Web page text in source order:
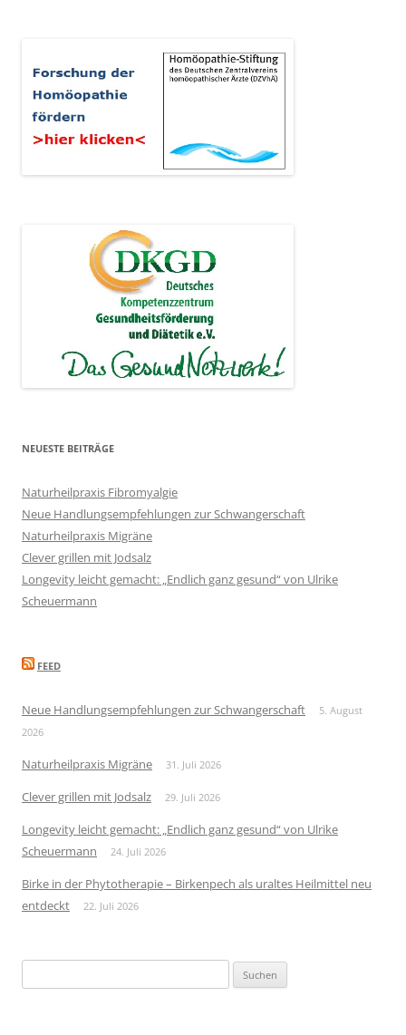
NEUESTE BEITRÄGE
Naturheilpraxis Fibromyalgie
Neue Handlungsempfehlungen zur Schwangerschaft
Naturheilpraxis Migräne
Clever grillen mit Jodsalz
Longevity leicht gemacht: „Endlich ganz gesund“ von Ulrike
Scheuermann
FEED
Neue Handlungsempfehlungen zur Schwangerschaft
5. August
2026
Naturheilpraxis Migräne 31. Juli 2026
Clever grillen mit Jodsalz 29. Juli 2026
Longevity leicht gemacht: „Endlich ganz gesund“ von Ulrike
Scheuermann
24. Juli 2026
Birke in der Phytotherapie – Birkenpech als uraltes Heilmittel neu
entdeckt
22. Juli 2026
nach: